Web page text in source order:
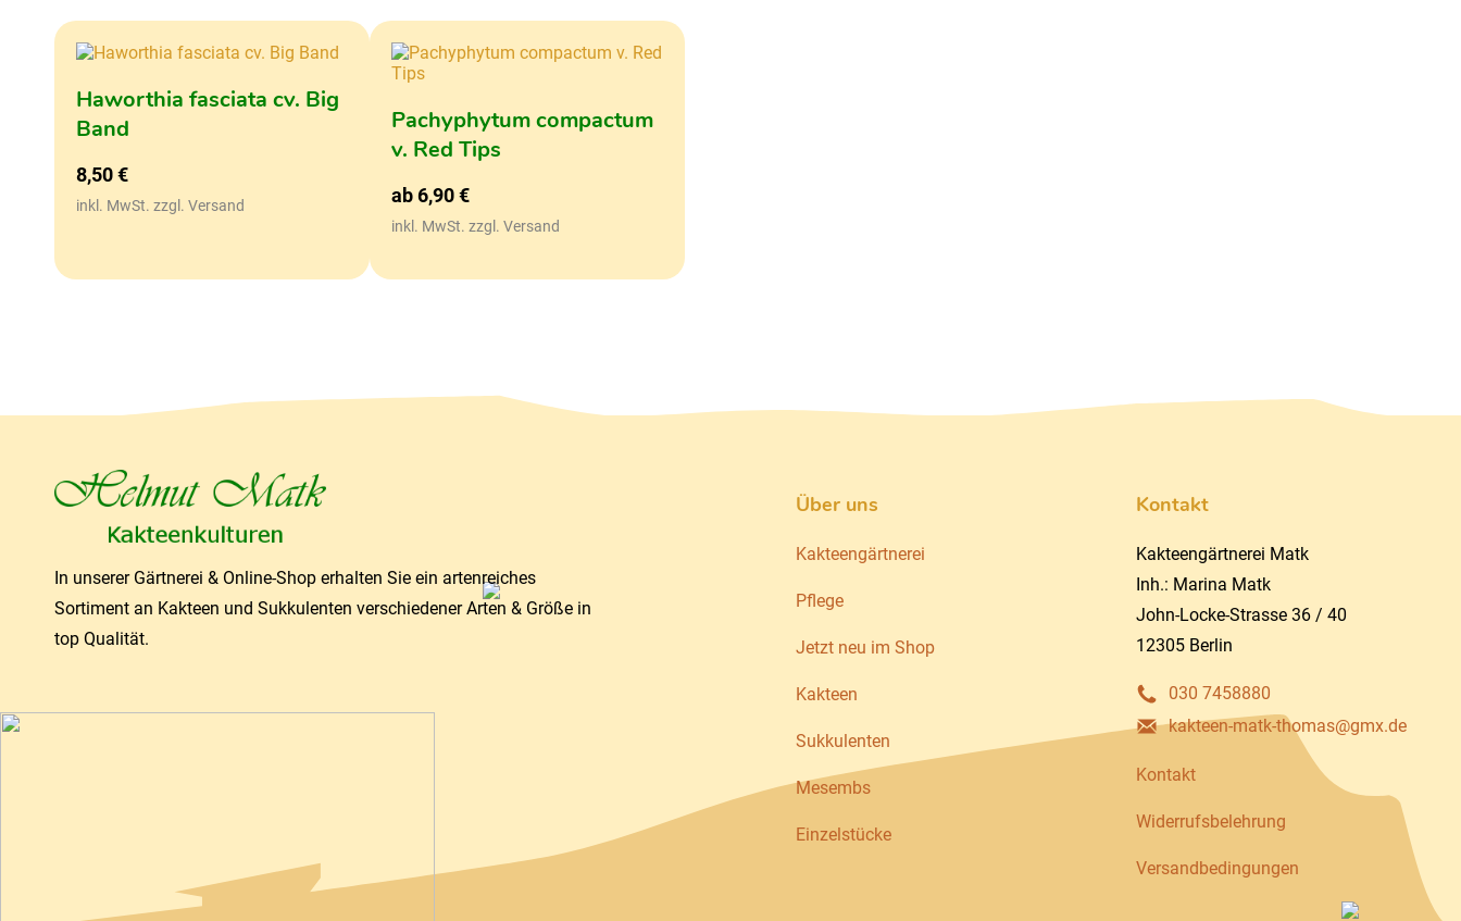
Haworthia fasciata cv. Big
Band
8,50€
inkl. MwSt. zzgl. Versand
Pachyphytum compactum
v. Red Tips
ab6,90€
inkl. MwSt. zzgl. Versand
In unserer Gärtnerei & Online-Shop erhalten Sie ein artenreiches
Sortiment an Kakteen und Sukkulenten verschiedener Arten & Größe in
top Qualität.
Über uns
Kakteengärtnerei
Pflege
Jetzt neu im Shop
Kakteen
Sukkulenten
Mesembs
Einzelstücke
Kontakt
Kakteengärtnerei Matk
Inh.: Marina Matk
John-Locke-Strasse 36 / 40
12305 Berlin
030 7458880
kakteen-matk-thomas@gmx.de
Kontakt
Widerrufsbelehrung
Versandbedingungen